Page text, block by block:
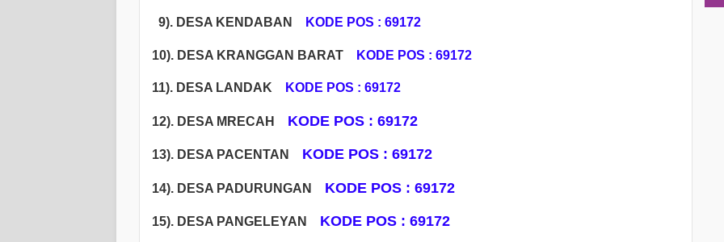
9). DESA KENDABAN KODE POS : 69172
10). DESA KRANGGAN BARAT KODE POS : 69172
11). DESA LANDAK KODE POS : 69172
12). DESA MRECAH KODE POS : 69172
13). DESA PACENTAN KODE POS : 69172
14). DESA PADURUNGAN KODE POS : 69172
15). DESA PANGELEYAN KODE POS : 69172